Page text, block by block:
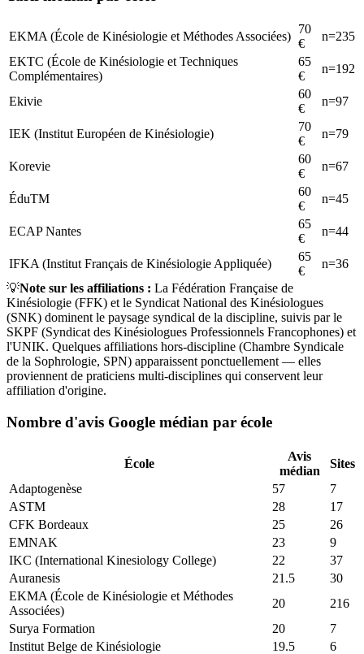
EKMA (École de Kinésiologie et Méthodes Associées)
70
€
n=235
EKTC (École de Kinésiologie et Techniques
Complémentaires)
65
€
n=192
Ekivie
60
€
n=97
IEK (Institut Européen de Kinésiologie)
70
€
n=79
Korevie
60
€
n=67
ÉduTM
60
€
n=45
ECAP Nantes
65
€
n=44
IFKA (Institut Français de Kinésiologie Appliquée)
65
€
n=36
💡Note sur les affiliations : La Fédération Française de
Kinésiologie (FFK) et le Syndicat National des Kinésiologues
(SNK) dominent le paysage syndical de la discipline, suivis par le
SKPF (Syndicat des Kinésiologues Professionnels Francophones) et
l'UNIK. Quelques affiliations hors-discipline (Chambre Syndicale
de la Sophrologie, SPN) apparaissent ponctuellement — elles
proviennent de praticiens multi-disciplines qui conservent leur
affiliation d'origine.
Nombre d'avis Google médian par école
École
Avis
médian
Sites
Adaptogenèse
57
7
ASTM
28
17
CFK Bordeaux
25
26
EMNAK
23
9
IKC (International Kinesiology College)
22
37
Auranesis
21.5
30
EKMA (École de Kinésiologie et Méthodes
Associées)
20
216
Surya Formation
20
7
Institut Belge de Kinésiologie
19.5
6